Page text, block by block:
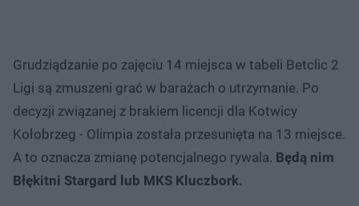
Grudziądzanie po zajęciu 14 miejsca w tabeli Betclic 2
Ligi są zmuszeni grać w barażach o utrzymanie. Po
decyzji związanej z brakiem licencji dla Kotwicy
Kołobrzeg - Olimpia została przesunięta na 13 miejsce.
A to oznacza zmianę potencjalnego rywala. Będą nim
Błękitni Stargard lub MKS Kluczbork.